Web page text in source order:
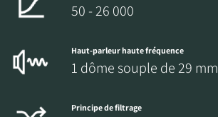
50 - 26 000
Haut-parleur haute fréquence
1 dôme souple de 29 mm
Principe de filtrage